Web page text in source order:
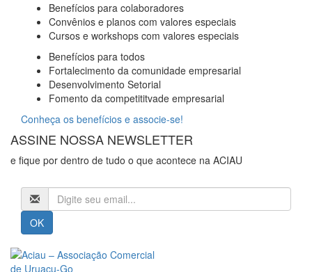
Benefícios para colaboradores
Convênios e planos com valores especiais
Cursos e workshops com valores especiais
Benefícios para todos
Fortalecimento da comunidade empresarial
Desenvolvimento Setorial
Fomento da competititvade empresarial
Conheça os benefícios e associe-se!
ASSINE NOSSA NEWSLETTER
e fique por dentro de tudo o que acontece na ACIAU